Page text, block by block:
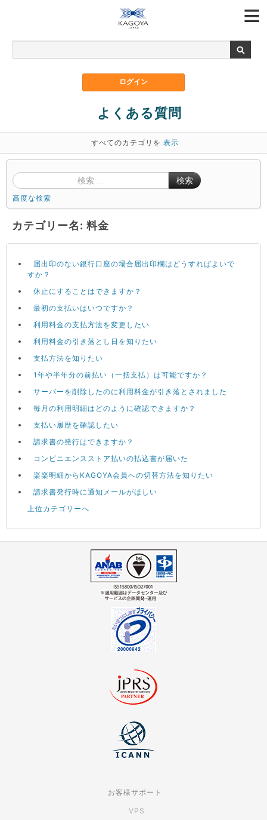
よくある質問
すべてのカテゴリを 表示
検索
高度な検索
カテゴリー名: 料金
届出印のない銀行口座の場合届出印欄はどうすればよいで
すか？
休止にすることはできますか？
最初の支払いはいつですか？
利用料金の支払方法を変更したい
利用料金の引き落とし日を知りたい
支払方法を知りたい
1年や半年分の前払い（一括支払）は可能ですか？
サーバーを削除したのに利用料金が引き落とされました
毎月の利用明細はどのように確認できますか？
支払い履歴を確認したい
請求書の発行はできますか？
コンビニエンスストア払いの払込書が届いた
楽楽明細からKAGOYA会員への切替方法を知りたい
請求書発行時に通知メールがほしい
上位カテゴリーへ
お客様サポート
VPS